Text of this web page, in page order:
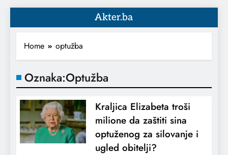
Akter.ba
Home optužba
Oznaka:Optužba
Kraljica Elizabeta troši
milione da zaštiti sina
optuženog za silovanje i
ugled obitelji?